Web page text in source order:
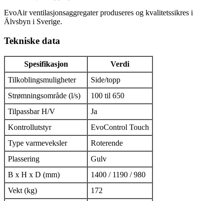
EvoAir ventilasjonsaggregater produseres og kvalitetssikres i
Älvsbyn i Sverige.
Tekniske data
Spesifikasjon
Verdi
Tilkoblingsmuligheter
Side/topp
Strømningsområde (l/s)
100 til 650
Tilpassbar H/V
Ja
Kontrollutstyr
EvoControl Touch
Type varmeveksler
Roterende
Plassering
Gulv
B x H x D (mm)
1400 / 1190 / 980
Vekt (kg)
172